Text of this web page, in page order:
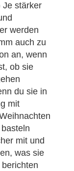
Je stärker
werden
auch zu
an, wenn
ob sie
du sie in
mit
mit und
was sie